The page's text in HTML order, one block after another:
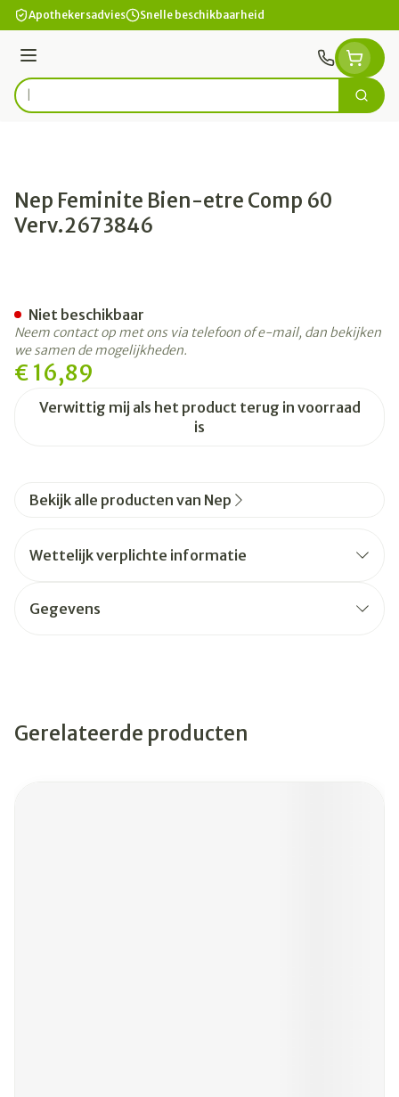
Ga naar de inhoud
Apothekersadvies Snelle beschikbaarheid
Menu
Product, merk, categorie... Zoek
Nep Feminite Bien-etre Comp 60
Verv.2673846
€ 16,89
Verwittig mij als het product terug in voorraad
is
Niet beschikbaar
Neem contact op met ons via telefoon of e-mail, dan bekijken
we samen de mogelijkheden.
Bekijk alle producten van Nep
Wettelijk verplichte informatie
Gegevens
Gerelateerde producten